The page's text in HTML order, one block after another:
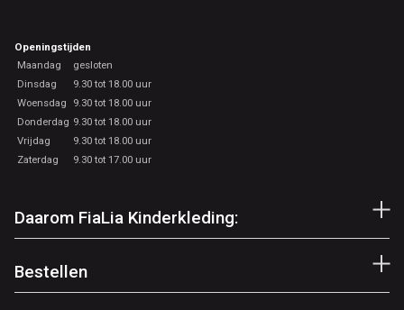
Openingstijden
Maandag
gesloten
Dinsdag
9.30 tot 18.00 uur
Woensdag
9.30 tot 18.00 uur
Donderdag 9.30 tot 18.00 uur
Vrijdag
9.30 tot 18.00 uur
Zaterdag
9.30 tot 17.00 uur
Daarom FiaLia Kinderkleding:
Bestellen